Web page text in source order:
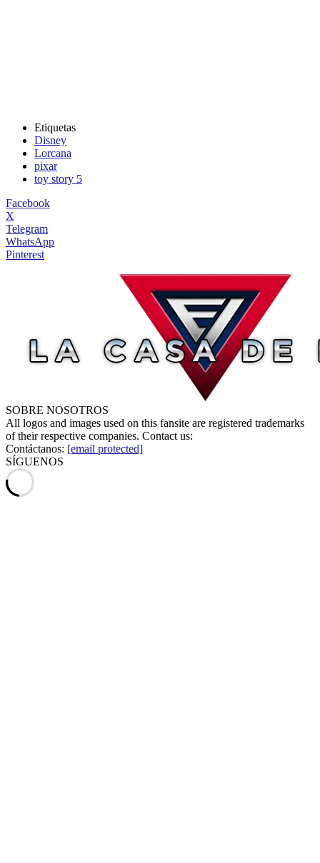
Etiquetas
Disney
Lorcana
pixar
toy story 5
Facebook
X
Telegram
WhatsApp
Pinterest
SOBRE NOSOTROS
All logos and images used on this fansite are registered trademarks
of their respective companies. Contact us:
Contáctanos: [email protected]
SÍGUENOS